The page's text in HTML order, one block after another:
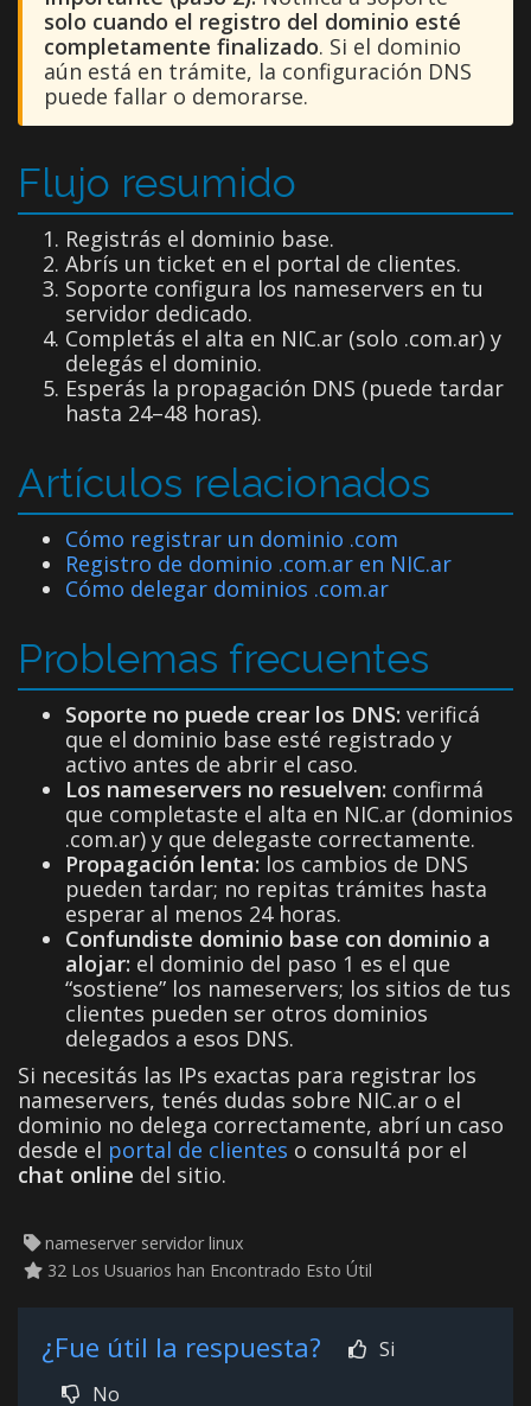
solo cuando el registro del dominio esté
completamente finalizado. Si el dominio
aún está en trámite, la configuración DNS
puede fallar o demorarse.
Flujo resumido
Registrás el dominio base.
Abrís un ticket en el portal de clientes.
Soporte configura los nameservers en tu
servidor dedicado.
Completás el alta en NIC.ar (solo .com.ar) y
delegás el dominio.
Esperás la propagación DNS (puede tardar
hasta 24–48 horas).
Artículos relacionados
Cómo registrar un dominio .com
Registro de dominio .com.ar en NIC.ar
Cómo delegar dominios .com.ar
Problemas frecuentes
Soporte no puede crear los DNS: verificá
que el dominio base esté registrado y
activo antes de abrir el caso.
Los nameservers no resuelven: confirmá
que completaste el alta en NIC.ar (dominios
.com.ar) y que delegaste correctamente.
Propagación lenta: los cambios de DNS
pueden tardar; no repitas trámites hasta
esperar al menos 24 horas.
Confundiste dominio base con dominio a
alojar: el dominio del paso 1 es el que
“sostiene” los nameservers; los sitios de tus
clientes pueden ser otros dominios
delegados a esos DNS.
Si necesitás las IPs exactas para registrar los
nameservers, tenés dudas sobre NIC.ar o el
dominio no delega correctamente, abrí un caso
desde el portal de clientes o consultá por el
chat online del sitio.
nameserver servidor linux
32 Los Usuarios han Encontrado Esto Útil
¿Fue útil la respuesta?
Si
No